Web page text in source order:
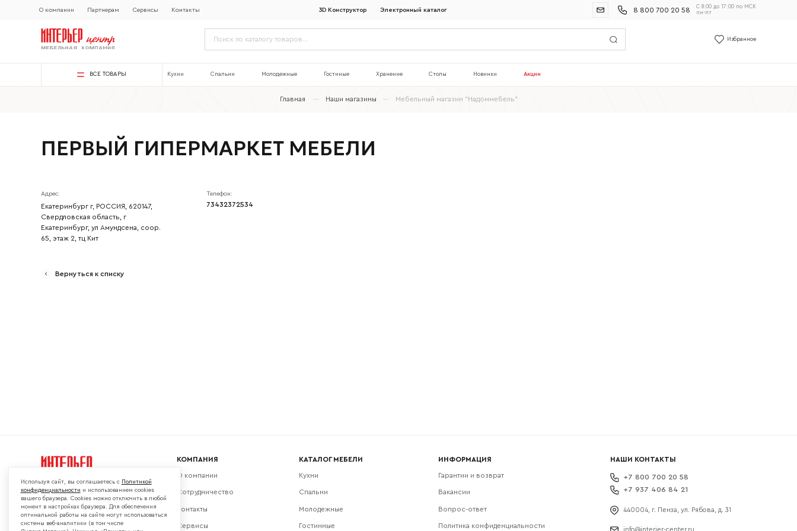
О компании Партнерам Сервисы Контакты 3D Конструктор Электронный каталог 8 800 700 20 58
С 8:00 до 17:00 по МСК
пн-пт
Избранное
ВСЕ ТОВАРЫ Кухни Спальни Молодежные Гостиные Хранение Столы Новинки Акции
Главная Наши магазины Мебельный магазин “Надоммебель”
ПЕРВЫЙ ГИПЕРМАРКЕТ МЕБЕЛИ
Адрес:
Екатеринбург г, РОССИЯ, 620147,
Свердловская область, г
Екатеринбург, ул Амундсена, соор.
65, этаж 2, тц Кит
Телефон:
73432372534
Вернуться к списку
Мы в социальных сетях:
КОМПАНИЯ
О компании
Сотрудничество
Контакты
Сервисы
КАТАЛОГ МЕБЕЛИ
Кухни
Спальни
Молодежные
Гостинные
ИНФОРМАЦИЯ
Гарантии и возврат
Вакансии
Вопрос-ответ
Политика конфиденциальности
НАШИ КОНТАКТЫ
+7 800 700 20 58
+7 937 406 84 21
440004, г. Пенза, ул. Рябова, д. 31
info@interier-center.ru
Используя сайт, вы соглашаетесь с Политикой
конфиденциальности и использованием cookies
вашего браузера. Cookies можно отключить в любой
момент в настройках браузера. Для обеспечения
оптимальной работы на сайте могут использоваться
системы веб-аналитики (в том числе